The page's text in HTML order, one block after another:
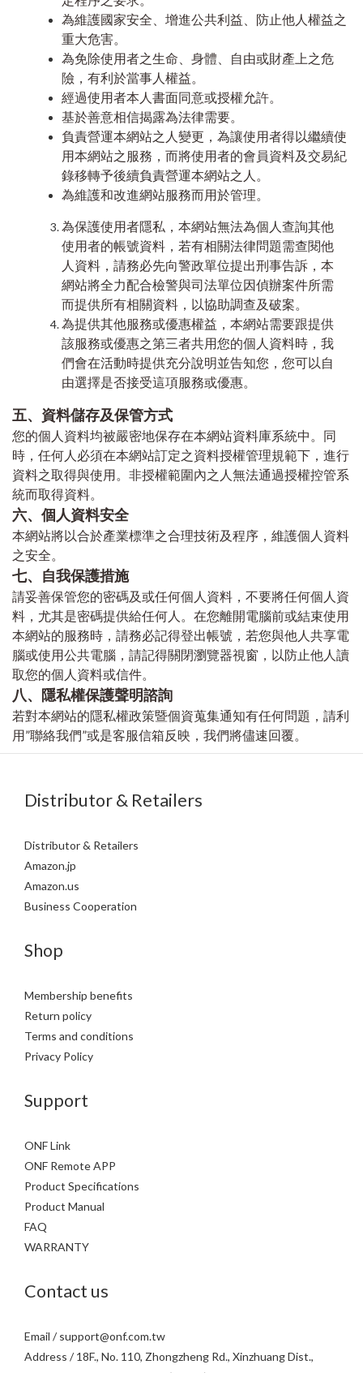
為維護國家安全、增進公共利益、防止他人權益之
重大危害。
為免除使用者之生命、身體、自由或財產上之危
險，有利於當事人權益。
經過使用者本人書面同意或授權允許。
基於善意相信揭露為法律需要。
負責營運本網站之人變更，為讓使用者得以繼續使
用本網站之服務，而將使用者的會員資料及交易紀
錄移轉予後續負責營運本網站之人。
為維護和改進網站服務而用於管理。
為保護使用者隱私，本網站無法為個人查詢其他
使用者的帳號資料，若有相關法律問題需查閱他
人資料，請務必先向警政單位提出刑事告訴，本
網站將全力配合檢警與司法單位因偵辦案件所需
而提供所有相關資料，以協助調查及破案。
為提供其他服務或優惠權益，本網站需要跟提供
該服務或優惠之第三者共用您的個人資料時，我
們會在活動時提供充分說明並告知您，您可以自
由選擇是否接受這項服務或優惠。
五、資料儲存及保管方式
您的個人資料均被嚴密地保存在本網站資料庫系統中。同
時，任何人必須在本網站訂定之資料授權管理規範下，進行
資料之取得與使用。非授權範圍內之人無法通過授權控管系
統而取得資料。
六、個人資料安全
本網站將以合於產業標準之合理技術及程序，維護個人資料
之安全。
七、自我保護措施
請妥善保管您的密碼及或任何個人資料，不要將任何個人資
料，尤其是密碼提供給任何人。在您離開電腦前或結束使用
本網站的服務時，請務必記得登出帳號，若您與他人共享電
腦或使用公共電腦，請記得關閉瀏覽器視窗，以防止他人讀
取您的個人資料或信件。
八、隱私權保護聲明諮詢
若對本網站的隱私權政策暨個資蒐集通知有任何問題，請利
用”聯絡我們”或是客服信箱反映，我們將儘速回覆。
Distributor & Retailers
Distributor & Retailers
Amazon.jp
Amazon.us
Business Cooperation
Shop
Membership benefits
Return policy
Terms and conditions
Privacy Policy
Support
ONF Link
ONF Remote APP
Product Specifications
Product Manual
FAQ
WARRANTY
Contact us
Email / support@onf.com.tw
Address / 18F., No. 110, Zhongzheng Rd., Xinzhuang Dist.,